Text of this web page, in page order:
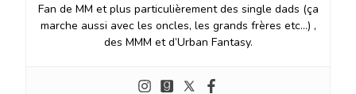
Fan de MM et plus particulièrement des single dads (ça
marche aussi avec les oncles, les grands frères etc…) ,
des MMM et d’Urban Fantasy.